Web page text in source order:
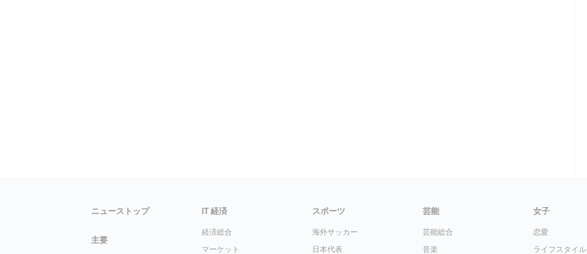
ニューストップ
主要
IT 経済
経済総合
マーケット
スポーツ
海外サッカー
日本代表
芸能
芸能総合
音楽
女子
恋愛
ライフスタイル